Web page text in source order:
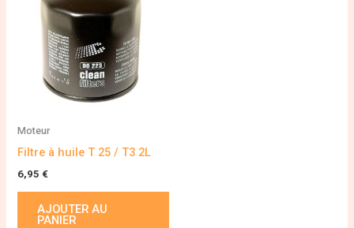
Moteur
Filtre à huile T 25 / T3 2L
6,95 €
AJOUTER AU
PANIER